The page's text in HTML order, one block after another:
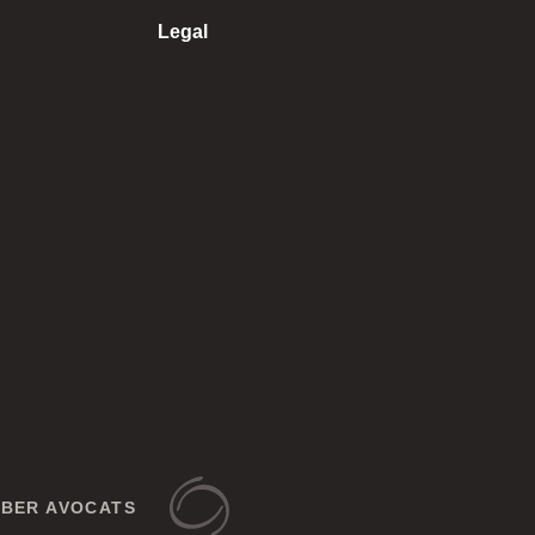
Legal
AVOCATS